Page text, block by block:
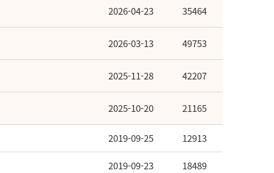
2026-04-23 35464
2026-03-13 49753
2025-11-28 42207
2025-10-20 21165
2019-09-25 12913
2019-09-23 18489